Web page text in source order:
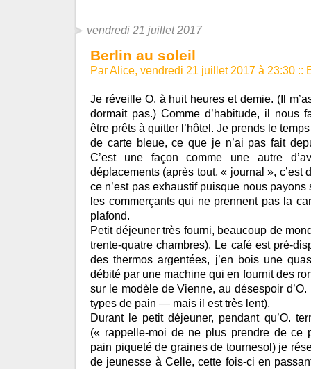
vendredi 21 juillet 2017
Berlin au soleil
Par Alice, vendredi 21 juillet 2017 à 23:30 ::
Je réveille O. à huit heures et demie. (Il
dormait pas.) Comme d’habitude, il nous
être prêts à quitter l’hôtel. Je prends le
de carte bleue, ce que je n’ai pas fait
C’est une façon comme une autre
déplacements (après tout, « journal », c’est
ce n’est pas exhaustif puisque nous
les commerçants qui ne prennent pas la
plafond.
Petit déjeuner très fourni, beaucoup de
trente-quatre chambres). Le café est pré-
des thermos argentées, j’en bois une
débité par une machine qui en fournit des
sur le modèle de Vienne, au désespoir
types de pain — mais il est très lent).
Durant le petit déjeuner, pendant qu’O.
(« rappelle-moi de ne plus prendre de ce
pain piqueté de graines de tournesol) je
de jeunesse à Celle, cette fois-ci en